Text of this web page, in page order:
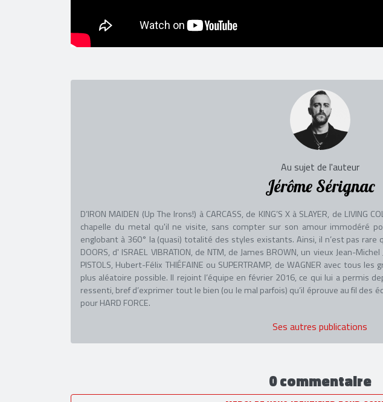
Au sujet de l'auteur
Jérôme Sérignac
D’IRON MAIDEN (Up The Irons!) à CARCASS, de KING’S X à SLAYER, de LIVING
chapelle du metal qu'il ne visite, sans compter sur son amour immodéré
englobant à 360° la (quasi) totalité des styles existants. Ainsi, il n’est pas rare
DOORS, d' ISRAEL VIBRATION, de NTM, de James BROWN, un vieux Jean-Michel
PISTOLS, Hubert-Félix THIÉFAINE ou SUPERTRAMP, de WAGNER avec tous
plus aléatoire possible. Il rejoint l’équipe en février 2016, ce qui lui a permis
ressenti, bref d’exprimer tout le bien (ou le mal parfois) qu’il éprouve au fil des
pour HARD FORCE.
Ses autres publications
0 commentaire